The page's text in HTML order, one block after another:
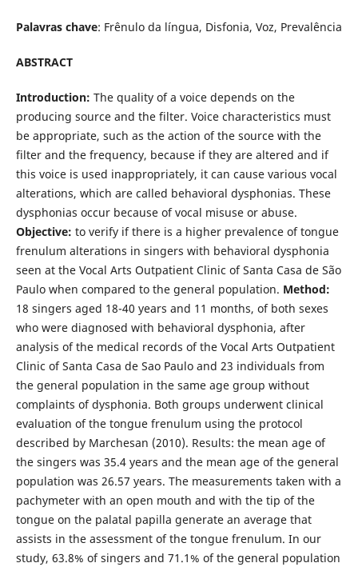
Palavras chave: Frênulo da lí­ngua, Disfonia, Voz, Prevalência
ABSTRACT
Introduction: The quality of a voice depends on the
producing source and the filter. Voice characteristics must
be appropriate, such as the action of the source with the
filter and the frequency, because if they are altered and if
this voice is used inappropriately, it can cause various vocal
alterations, which are called behavioral dysphonias. These
dysphonias occur because of vocal misuse or abuse.
Objective: to verify if there is a higher prevalence of tongue
frenulum alterations in singers with behavioral dysphonia
seen at the Vocal Arts Outpatient Clinic of Santa Casa de São
Paulo when compared to the general population. Method:
18 singers aged 18-40 years and 11 months, of both sexes
who were diagnosed with behavioral dysphonia, after
analysis of the medical records of the Vocal Arts Outpatient
Clinic of Santa Casa de Sao Paulo and 23 individuals from
the general population in the same age group without
complaints of dysphonia. Both groups underwent clinical
evaluation of the tongue frenulum using the protocol
described by Marchesan (2010). Results: the mean age of
the singers was 35.4 years and the mean age of the general
population was 26.57 years. The measurements taken with a
pachymeter with an open mouth and with the tip of the
tongue on the palatal papilla generate an average that
assists in the assessment of the tongue frenulum. In our
study, 63.8% of singers and 71.1% of the general population